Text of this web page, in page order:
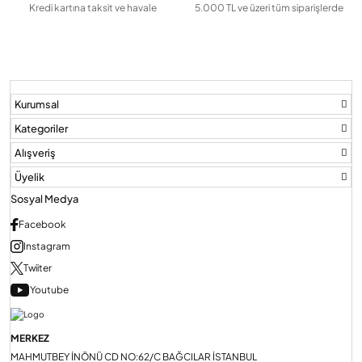
Kredi kartına taksit ve havale
5.000 TL ve üzeri tüm siparişlerde
Kurumsal
Kategoriler
Alışveriş
Üyelik
Sosyal Medya
Facebook
Instagram
Twiiter
Youtube
MERKEZ
MAHMUTBEY İNÖNÜ CD NO:62/C BAĞCILAR İSTANBUL